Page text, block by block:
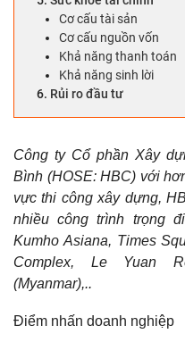
MBBANK ĐỘT PHÁ CHUYỂN
KBC ĐÓN ĐẦU LÀN SÓNG FDI
LTG – HƯỞNG LỢI TỪ
GẠO
BSR HƯỞNG LỢI KHI GIÁ
CHUỖI NHÀ THUỐC LONG
CHO FPT RETAIL
NLG – CON RỒNG CHỜ
GAS – NGỌN LỬA NĂNG
Cơ cấu tài sản
Cơ cấu nguồn vốn
Khả năng thanh toán
Khả năng sinh lời
Rủi ro đầu tư
Công ty Cổ phần Xây
Bình (HOSE: HBC) với
vực thi công xây dựng,
nhiều công trình trọng
Kumho Asiana, Times
Complex, Le Yuan
(Myanmar),..
Điểm nhấn doanh nghiệp